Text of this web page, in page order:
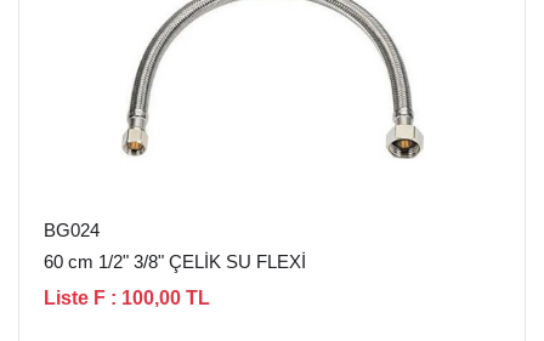
BG024
60 cm 1/2" 3/8" ÇELİK SU FLEXİ
Liste F : 100,00 TL